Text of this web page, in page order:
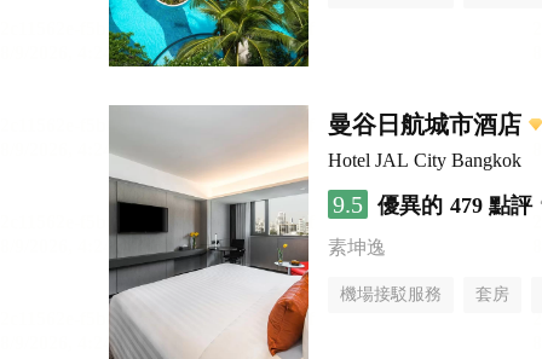
曼谷日航城市酒店
Hotel JAL City Bangkok
9.5 優異的 479 點評
素坤逸
機場接駁服務 套房